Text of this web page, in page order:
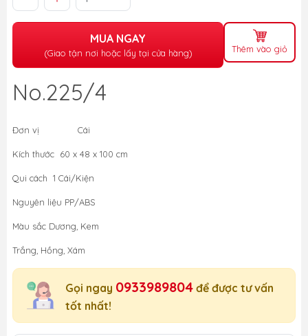
MUA NGAY
(Giao tận nơi hoặc lấy tại cửa hàng) Thêm vào giỏ
No.225/4
Đơn vị Cái
Kích thước 60 x 48 x 100 cm
Qui cách 1 Cái/Kiện
Nguyên liệu PP/ABS
Màu sắc Dương, Kem
Trắng, Hồng, Xám
Gọi ngay 0933989804 để được tư vấn
tốt nhất!